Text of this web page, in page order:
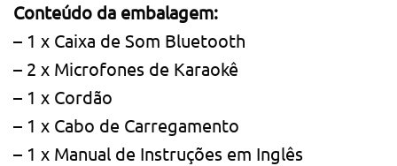
Conteúdo da embalagem:
– 1 x Caixa de Som Bluetooth
– 2 x Microfones de Karaokê
– 1 x Cordão
– 1 x Cabo de Carregamento
– 1 x Manual de Instruções em Inglês